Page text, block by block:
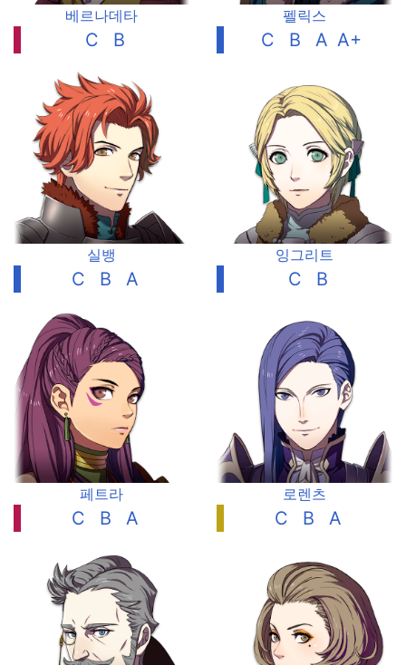
베르나데타
C B
펠릭스
C B A A+
실뱅
C B A
잉그리트
C B
페트라
C B A
로렌츠
C B A